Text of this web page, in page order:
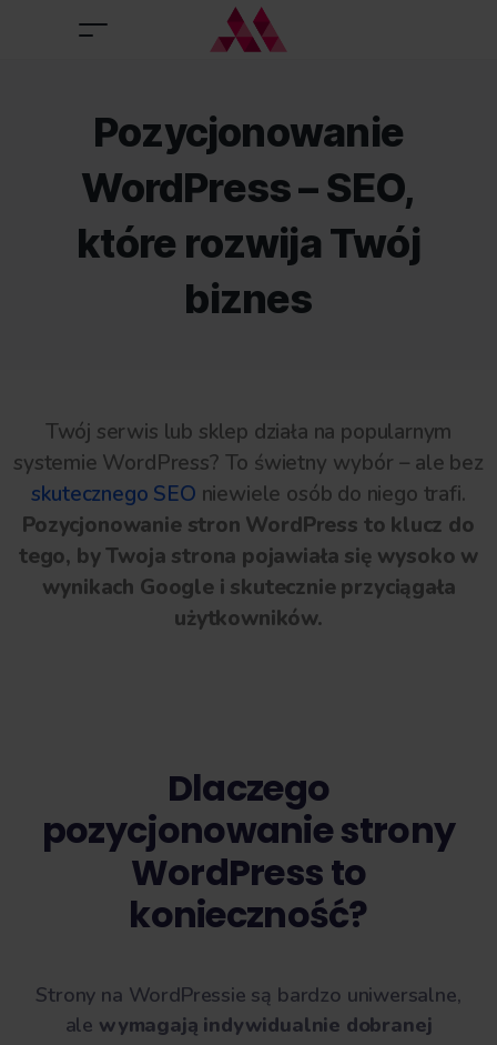
Pozycjonowanie
WordPress – SEO,
które rozwija Twój
biznes
Twój serwis lub sklep działa na popularnym
systemie WordPress? To świetny wybór – ale bez
skutecznego SEO niewiele osób do niego trafi.
Pozycjonowanie stron WordPress to klucz do
tego, by Twoja strona pojawiała się wysoko w
wynikach Google i skutecznie przyciągała
użytkowników.
Dlaczego
pozycjonowanie strony
WordPress to
konieczność?
Strony na WordPressie są bardzo uniwersalne,
ale wymagają indywidualnie dobranej